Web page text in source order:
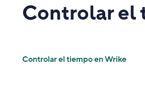
Controlar el
Controlar el tiempo en Wrike